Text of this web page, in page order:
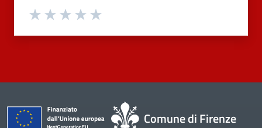
Valuta 4 stelle su 5
Valuta 3 stelle su 5
Valuta 2 stelle su 5
Valuta 1 stelle su 5
Comune di Firenze